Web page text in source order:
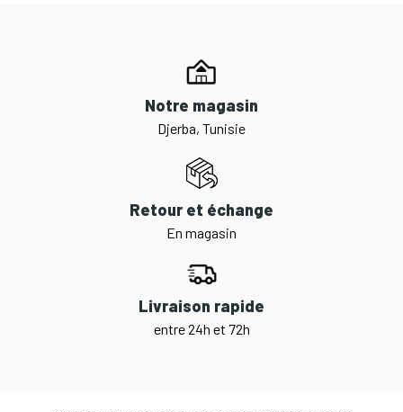
Notre magasin
Djerba, Tunisie
Retour et échange
En magasin
Livraison rapide
entre 24h et 72h